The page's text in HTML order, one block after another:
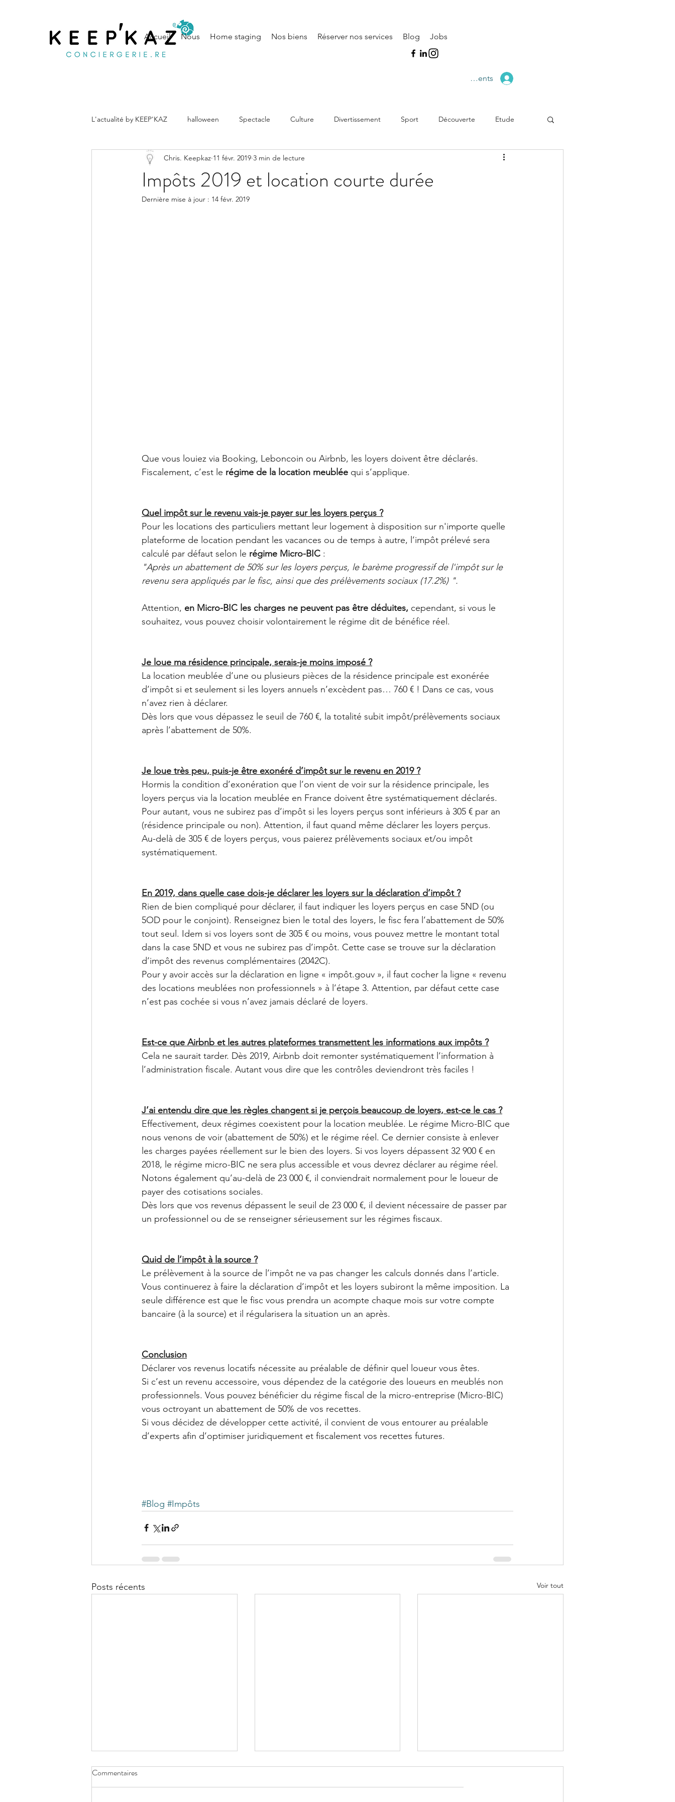
Accueil Nous Home staging Nos biens Réserver nos services Blog Jobs
Espace Clients
L'actualité by KEEP'KAZ halloween Spectacle Culture Divertissement Sport Découverte Etude
Noël conseils
Impôts 2019 et location courte durée
Chris. Keepkaz 11 févr. 2019 3 min de lecture
Dernière mise à jour : 14 févr. 2019
Que vous louiez via Booking, Leboncoin ou Airbnb, les loyers doivent être déclarés.
Fiscalement, c’est le régime de la location meublée qui s’applique.
Quel impôt sur le revenu vais-je payer sur les loyers perçus ?
Pour les locations des particuliers mettant leur logement à disposition sur n'importe quelle
plateforme de location pendant les vacances ou de temps à autre, l’impôt prélevé sera
calculé par défaut selon le régime Micro-BIC :
"Après un abattement de 50% sur les loyers perçus, le barème progressif de l'impôt sur le
revenu sera appliqués par le fisc, ainsi que des prélèvements sociaux (17.2%) ".
Attention, en Micro-BIC les charges ne peuvent pas être déduites, cependant, si vous le
souhaitez, vous pouvez choisir volontairement le régime dit de bénéfice réel.
Je loue ma résidence principale, serais-je moins imposé ?
La location meublée d’une ou plusieurs pièces de la résidence principale est exonérée
d’impôt si et seulement si les loyers annuels n’excèdent pas… 760 € ! Dans ce cas, vous
n’avez rien à déclarer.
Dès lors que vous dépassez le seuil de 760 €, la totalité subit impôt/prélèvements sociaux
après l’abattement de 50%.
Je loue très peu, puis-je être exonéré d’impôt sur le revenu en 2019 ?
Hormis la condition d’exonération que l’on vient de voir sur la résidence principale, les
loyers perçus via la location meublée en France doivent être systématiquement déclarés.
Pour autant, vous ne subirez pas d’impôt si les loyers perçus sont inférieurs à 305 € par an
(résidence principale ou non). Attention, il faut quand même déclarer les loyers perçus.
Au-delà de 305 € de loyers perçus, vous paierez prélèvements sociaux et/ou impôt
systématiquement.
En 2019, dans quelle case dois-je déclarer les loyers sur la déclaration d’impôt ?
Rien de bien compliqué pour déclarer, il faut indiquer les loyers perçus en case 5ND (ou
5OD pour le conjoint). Renseignez bien le total des loyers, le fisc fera l’abattement de 50%
tout seul. Idem si vos loyers sont de 305 € ou moins, vous pouvez mettre le montant total
dans la case 5ND et vous ne subirez pas d’impôt. Cette case se trouve sur la déclaration
d’impôt des revenus complémentaires (2042C).
Pour y avoir accès sur la déclaration en ligne « impôt.gouv », il faut cocher la ligne « revenu
des locations meublées non professionnels » à l’étape 3. Attention, par défaut cette case
n’est pas cochée si vous n’avez jamais déclaré de loyers.
Est-ce que Airbnb et les autres plateformes transmettent les informations aux impôts ?
Cela ne saurait tarder. Dès 2019, Airbnb doit remonter systématiquement l’information à
l’administration fiscale. Autant vous dire que les contrôles deviendront très faciles !
J’ai entendu dire que les règles changent si je perçois beaucoup de loyers, est-ce le cas ?
Effectivement, deux régimes coexistent pour la location meublée. Le régime Micro-BIC que
nous venons de voir (abattement de 50%) et le régime réel. Ce dernier consiste à enlever
les charges payées réellement sur le bien des loyers. Si vos loyers dépassent 32 900 € en
2018, le régime micro-BIC ne sera plus accessible et vous devrez déclarer au régime réel.
Notons également qu’au-delà de 23 000 €, il conviendrait normalement pour le loueur de
payer des cotisations sociales.
Dès lors que vos revenus dépassent le seuil de 23 000 €, il devient nécessaire de passer par
un professionnel ou de se renseigner sérieusement sur les régimes fiscaux.
Quid de l’impôt à la source ?
Le prélèvement à la source de l’impôt ne va pas changer les calculs donnés dans l’article.
Vous continuerez à faire la déclaration d’impôt et les loyers subiront la même imposition. La
seule différence est que le fisc vous prendra un acompte chaque mois sur votre compte
bancaire (à la source) et il régularisera la situation un an après.
Conclusion
Déclarer vos revenus locatifs nécessite au préalable de définir quel loueur vous êtes.
Si c’est un revenu accessoire, vous dépendez de la catégorie des loueurs en meublés non
professionnels. Vous pouvez bénéficier du régime fiscal de la micro-entreprise (Micro-BIC)
vous octroyant un abattement de 50% de vos recettes.
Si vous décidez de développer cette activité, il convient de vous entourer au préalable
d’experts afin d’optimiser juridiquement et fiscalement vos recettes futures.
#Blog #Impôts
Posts récents Voir tout
Commentaires